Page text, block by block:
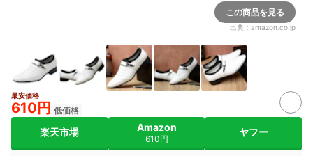
この商品を見る
出典： amazon.co.jp
最安価格
610円 低価格
楽天市場 Amazon
610円
ヤフー